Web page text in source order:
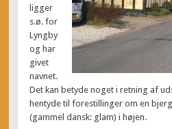
ligger
s.ø. for
Lyngby
og har
givet
navnet.
Det kan betyde noget i retning af
hentyde til forestillinger om en
(gammel dansk: glam) i højen.